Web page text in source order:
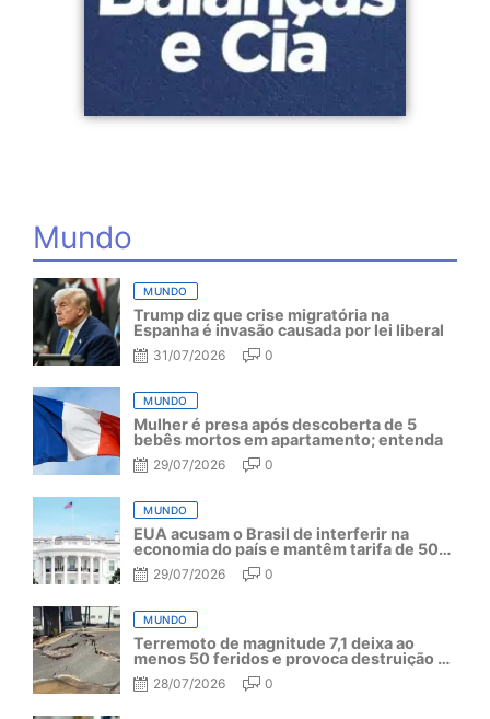
Mundo
MUNDO
Trump diz que crise migratória na
Espanha é invasão causada por lei liberal
31/07/2026 0
MUNDO
Mulher é presa após descoberta de 5
bebês mortos em apartamento; entenda
29/07/2026 0
MUNDO
EUA acusam o Brasil de interferir na
economia do país e mantêm tarifa de 50%
por mais um ano
29/07/2026 0
MUNDO
Terremoto de magnitude 7,1 deixa ao
menos 50 feridos e provoca destruição no
Japão
28/07/2026 0